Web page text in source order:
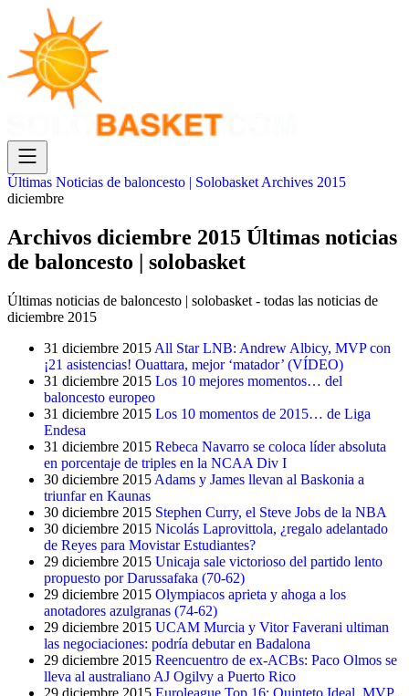
Últimas Noticias de baloncesto | Solobasket Archives 2015
diciembre
Archivos diciembre 2015 Últimas noticias
de baloncesto | solobasket
Últimas noticias de baloncesto | solobasket - todas las noticias de
diciembre 2015
31 diciembre 2015 All Star LNB: Andrew Albicy, MVP con
¡21 asistencias! Ouattara, mejor ‘matador’ (VÍDEO)
31 diciembre 2015 Los 10 mejores momentos… del
baloncesto europeo
31 diciembre 2015 Los 10 momentos de 2015… de Liga
Endesa
31 diciembre 2015 Rebeca Navarro se coloca líder absoluta
en porcentaje de triples en la NCAA Div I
30 diciembre 2015 Adams y James llevan al Baskonia a
triunfar en Kaunas
30 diciembre 2015 Stephen Curry, el Steve Jobs de la NBA
30 diciembre 2015 Nicolás Laprovittola, ¿regalo adelantado
de Reyes para Movistar Estudiantes?
29 diciembre 2015 Unicaja sale victorioso del partido lento
propuesto por Darussafaka (70-62)
29 diciembre 2015 Olympiacos aprieta y ahoga a los
anotadores azulgranas (74-62)
29 diciembre 2015 UCAM Murcia y Vitor Faverani ultiman
las negociaciones: podría debutar en Badalona
29 diciembre 2015 Reencuentro de ex-ACBs: Paco Olmos se
lleva al australiano AJ Ogilvy a Puerto Rico
29 diciembre 2015 Euroleague Top 16: Quinteto Ideal, MVP,